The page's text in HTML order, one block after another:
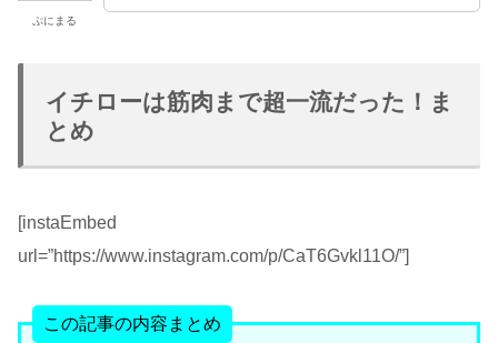
ぷにまる
イチローは筋肉まで超一流だった！ま
とめ
[instaEmbed
url=”https://www.instagram.com/p/CaT6Gvkl11O/”]
この記事の内容まとめ